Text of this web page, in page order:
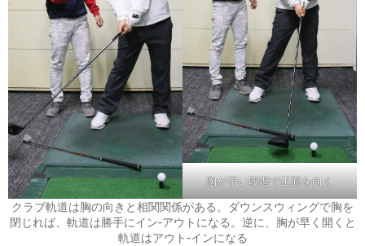
胸が早い段階で正面を向く
クラブ軌道は胸の向きと相関関係がある。ダウンスウィングで胸を
閉じれば、軌道は勝手にイン‐アウトになる。逆に、胸が早く開くと
軌道はアウト‐インになる